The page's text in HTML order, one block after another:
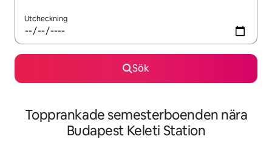
Utcheckning
Sök
Topprankade semesterboenden nära
Budapest Keleti Station